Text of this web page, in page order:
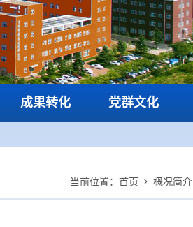
成果转化 党群文化
当前位置： 首页 概况简介